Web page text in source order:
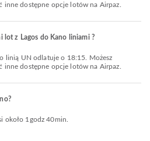
inne dostępne opcje lotów na Airpaz.
z Lagos do Kano liniami ?
inne dostępne opcje lotów na Airpaz.
około 1godz 40min.